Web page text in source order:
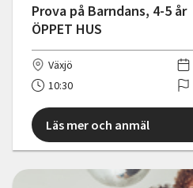
Prova på Barndans, 4-5 år
ÖPPET HUS
Växjö
10:30
Läs mer och anmäl